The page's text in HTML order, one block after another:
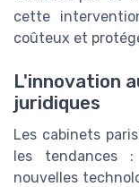
cette
coûteux et
L'innovation
juridiques
Les cabinets
les tendances
nouvelles